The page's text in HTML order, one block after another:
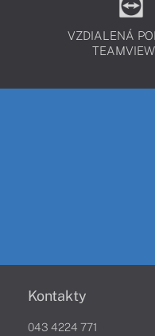
VZDIALENÁ
Kontakty
043 4224 771